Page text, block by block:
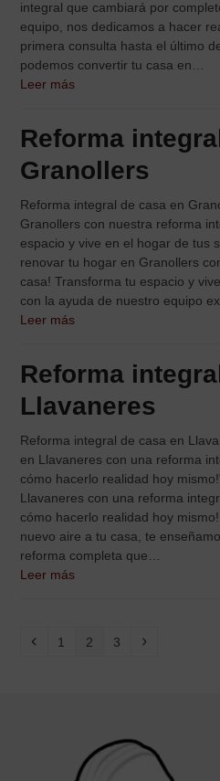
integral que cambiará por
equipo, nos dedicamos a hacer
primera consulta hasta el último
podemos convertir tu casa en…
Leer más
Reforma
Granollers
Reforma integral de casa en
Granollers con nuestra reforma
espacio y vive en el hogar de tus
renovar tu hogar en Granollers
casa! Transforma tu espacio y
con la ayuda de nuestro equipo
Leer más
Reforma
Llavaneres
Reforma integral de casa en
en Llavaneres con una reforma
cómo hacerlo realidad hoy
Llavaneres con una reforma
cómo hacerlo realidad hoy
nuevo aire a tu casa, te
reforma completa que…
Leer más
Anterior
Page
1 Page
2 Page
3